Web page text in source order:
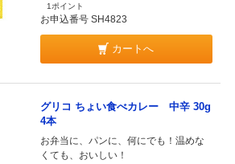
1ポイント
お申込番号 SH4823
カートへ
グリコ ちょい食べカレー 中辛 30g
4本
お弁当に、パンに、何にでも！温めな
くても、おいしい！